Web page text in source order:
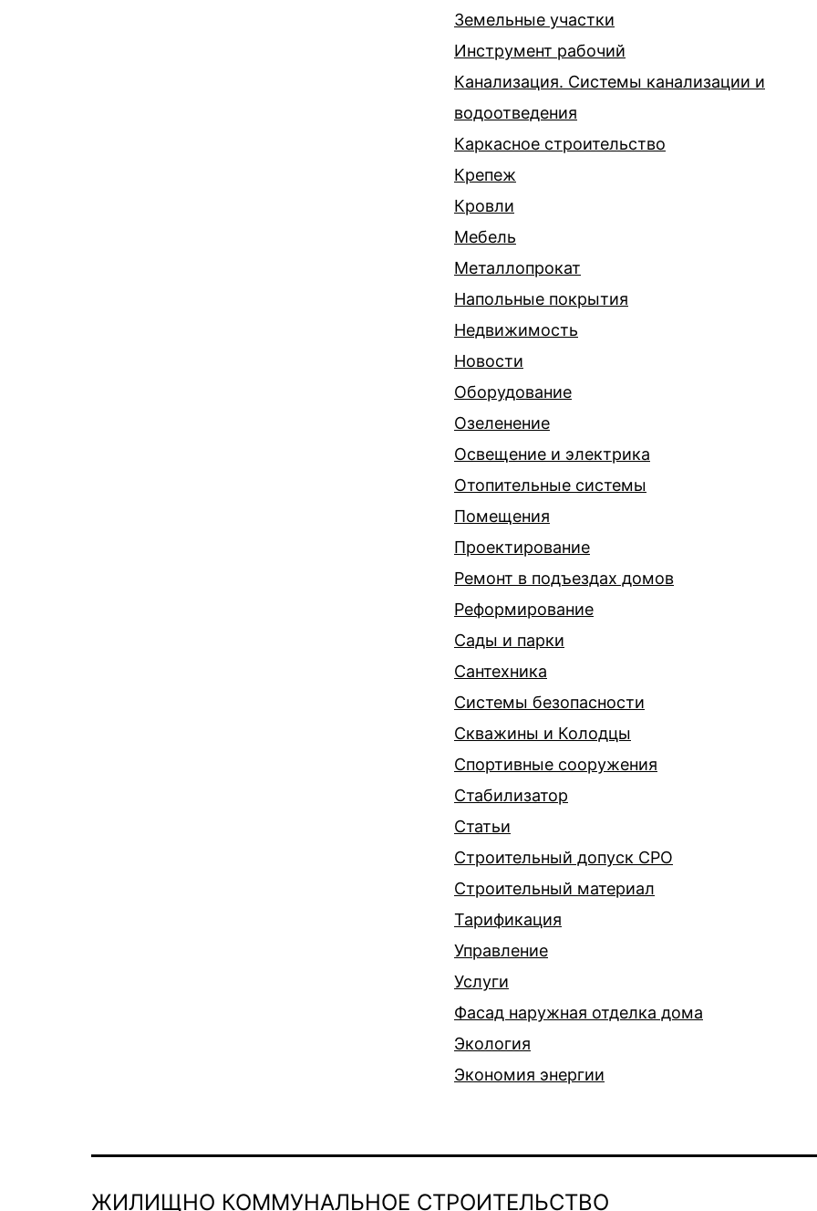
Земельные участки
Инструмент рабочий
Канализация. Системы канализации и
водоотведения
Каркасное строительство
Крепеж
Кровли
Мебель
Металлопрокат
Напольные покрытия
Недвижимость
Новости
Оборудование
Озеленение
Освещение и электрика
Отопительные системы
Помещения
Проектирование
Ремонт в подъездах домов
Реформирование
Сады и парки
Сантехника
Системы безопасности
Скважины и Колодцы
Спортивные сооружения
Стабилизатор
Статьи
Строительный допуск СРО
Строительный материал
Тарификация
Управление
Услуги
Фасад наружная отделка дома
Экология
Экономия энергии
ЖИЛИЩНО КОММУНАЛЬНОЕ СТРОИТЕЛЬСТВО